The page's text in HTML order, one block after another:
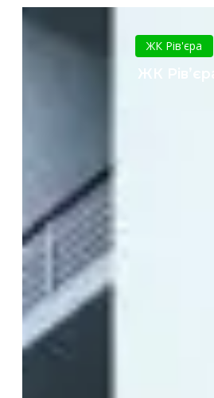
Рів’єра
ЖК Рів'єра
ЖК Рів’єра